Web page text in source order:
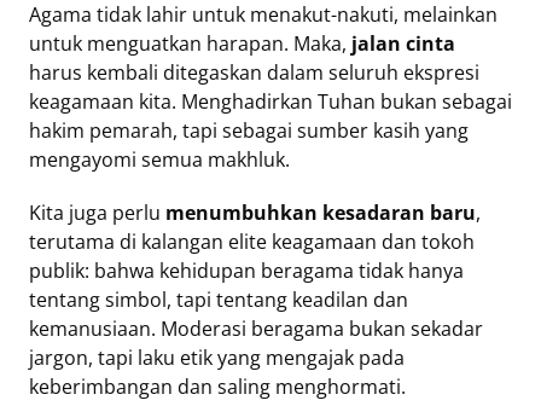
Agama tidak lahir untuk menakut-nakuti, melainkan
untuk menguatkan harapan. Maka, jalan cinta
harus kembali ditegaskan dalam seluruh ekspresi
keagamaan kita. Menghadirkan Tuhan bukan sebagai
hakim pemarah, tapi sebagai sumber kasih yang
mengayomi semua makhluk.
Kita juga perlu menumbuhkan kesadaran baru,
terutama di kalangan elite keagamaan dan tokoh
publik: bahwa kehidupan beragama tidak hanya
tentang simbol, tapi tentang keadilan dan
kemanusiaan. Moderasi beragama bukan sekadar
jargon, tapi laku etik yang mengajak pada
keberimbangan dan saling menghormati.